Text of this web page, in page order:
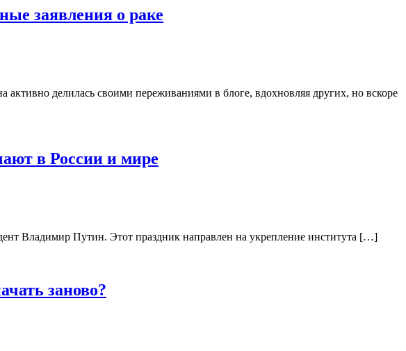
заявления о раке
делилась своими переживаниями в блоге, вдохновляя других, но вскоре
в России и мире
Владимир Путин. Этот праздник направлен на укрепление института […]
заново?